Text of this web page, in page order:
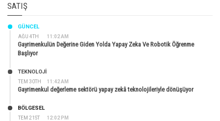
SATIŞ
AĞU 4TH 11:02 AM
GÜNCEL
Gayrimenkulün Değerine Giden Yolda Yapay Zeka Ve Robotik Öğrenme
Başlıyor
TEM 30TH 11:42 AM
TEKNOLOJİ
Gayrimenkul değerleme sektörü yapay zekâ teknolojileriyle dönüşüyor
TEM 21ST 12:02 PM
BÖLGESEL